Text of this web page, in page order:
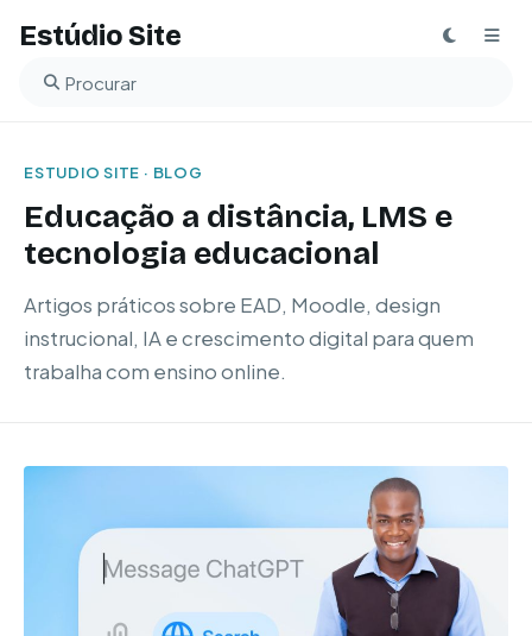
Estúdio Site
Buscar no blog
ESTUDIO SITE · BLOG
Educação a distância, LMS e
tecnologia educacional
Artigos práticos sobre EAD, Moodle, design
instrucional, IA e crescimento digital para quem
trabalha com ensino online.